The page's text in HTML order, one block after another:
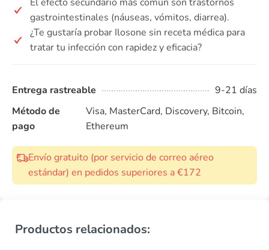
gastrointestinales (náuseas, vómitos, diarrea).
¿Te gustaría probar Ilosone sin receta médica para
tratar tu infección con rapidez y eficacia?
Entrega rastreable
9-21 días
Método de
pago
Visa, MasterCard, Discovery, Bitcoin,
Ethereum
Envío gratuito (por servicio de correo aéreo
estándar) en pedidos superiores a €172
Productos relacionados: